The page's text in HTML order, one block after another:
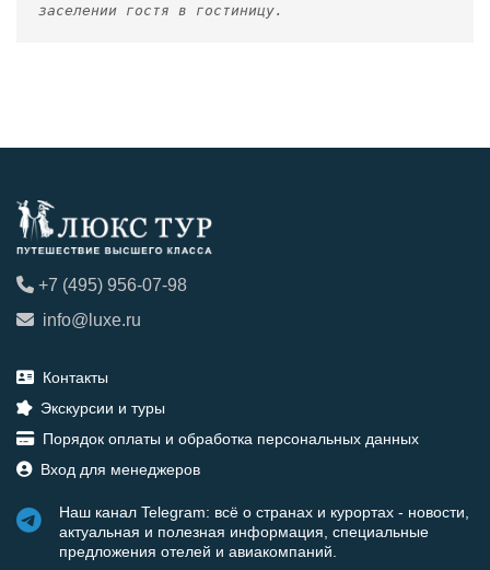
заселении гостя в гостиницу.
+7 (495) 956-07-98
info@luxe.ru
Контакты
Экскурсии и туры
Порядок оплаты и обработка персональных данных
Вход для менеджеров
Наш канал Telegram: всё о странах и курортах - новости,
актуальная и полезная информация, специальные
предложения отелей и авиакомпаний.